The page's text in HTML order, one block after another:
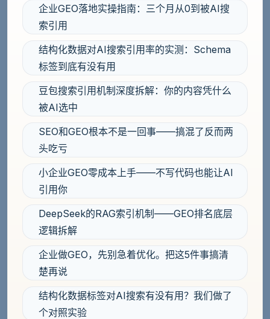
企业GEO落地实操指南：三个月从0到被AI搜
索引用
结构化数据对AI搜索引用率的实测：Schema
标签到底有没有用
豆包搜索引用机制深度拆解：你的内容凭什么
被AI选中
SEO和GEO根本不是一回事——搞混了反而两
头吃亏
小企业GEO零成本上手——不写代码也能让AI
引用你
DeepSeek的RAG索引机制——GEO排名底层
逻辑拆解
企业做GEO，先别急着优化。把这5件事搞清
楚再说
结构化数据标签对AI搜索有没有用？我们做了
个对照实验